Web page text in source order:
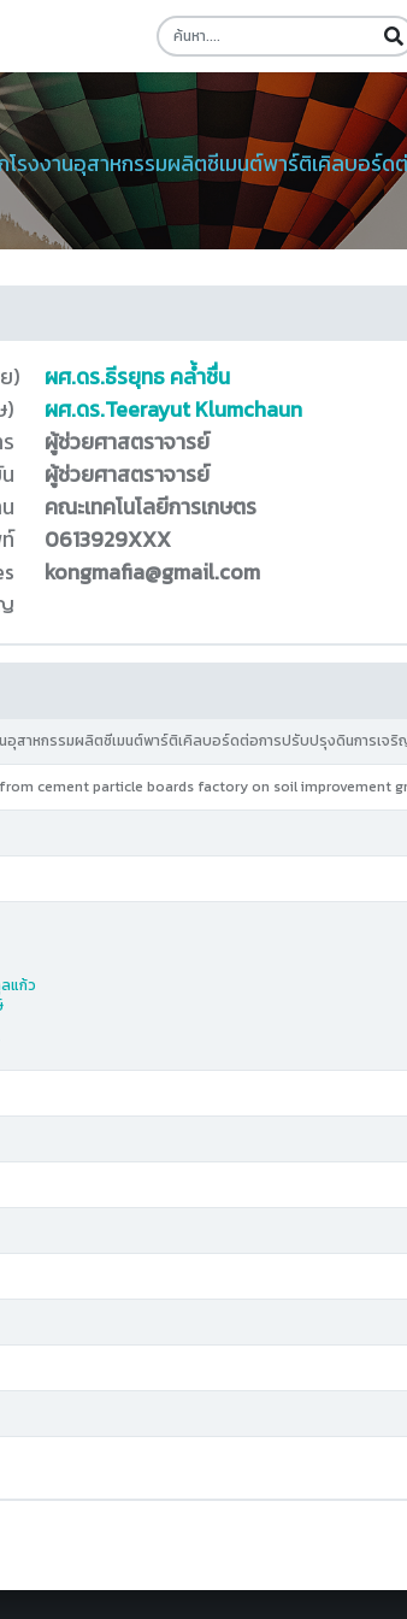
โรงงานอุสาหกรรมผลิตซีเมนต์พาร์ติเคิลบอร์
)
ผศ.ดร.ธีรยุทธ คล้ำชื่น
)
ผศ.ดร.Teerayut Klumchaun
ผู้ช่วยศาสตราจารย์
ผู้ช่วยศาสตราจารย์
คณะเทคโนโลยีการเกษตร
0613929XXX
kongmafia@gmail.com
อุสาหกรรมผลิตซีเมนต์พาร์ติเคิลบอร์ดต่อการปรับปรุงดินการเจ
cement particle boards factory on soil improvement
แก้ว